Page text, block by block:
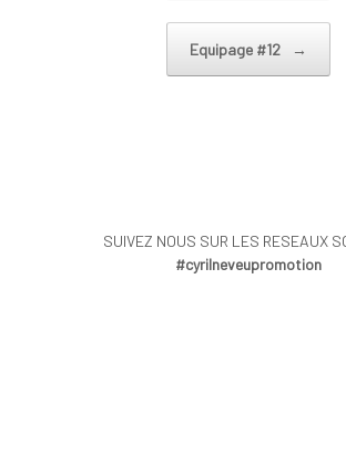
Post navigation
Equipage #12 →
SUIVEZ NOUS SUR LES RESEAUX
#cyrilneveupromotion